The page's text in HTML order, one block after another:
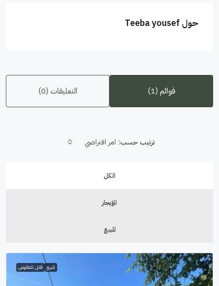
حول Teeba yousef
قوائم (1) التعليقات (0)
الكل
للإيجار
للبيع
ترتيب حسب: امر افتراضي
للبيع قابل للتفاوض